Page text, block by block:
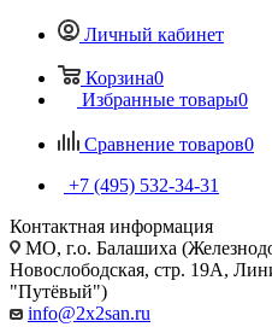
Личный кабинет
Корзина0
Избранные товары0
Сравнение товаров0
+7 (495) 532‑34‑31
Контактная информация
МО, г.о. Балашиха
Новослободская, стр. 19А,
"Путёвый")
info@2x2san.ru